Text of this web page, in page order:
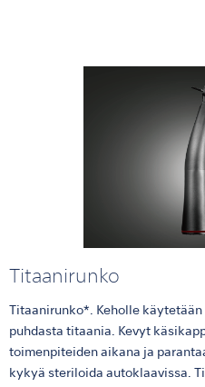
Titaanirunko
Titaanirunko*. Keholle
puhdasta titaania. Kevyt
toimenpiteiden aikana ja
kykyä steriloida autoklaavissa.